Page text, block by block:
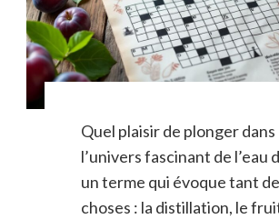
Quel plaisir de plonger dans
l’univers fascinant de l’eau
un terme qui évoque tant de
choses : la distillation, le